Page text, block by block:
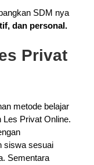
SDM nya
dan personal.
Privat
metode belajar
Les Privat Online.
siswa sesuai
Sementara